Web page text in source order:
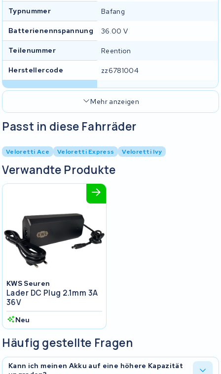
Typnummer
Bafang
Batterienennspannung 36.00 V
Teilenummer Reention
Herstellercode zz6781004
Mehr anzeigen
Passt in diese Fahrräder
Veloretti Ace Veloretti Express Veloretti Ivy
Verwandte Produkte
KWS Seuren
Lader DC Plug 2.1mm 3A
36V
Neu
Häufig gestellte Fragen
Kann ich meinen Akku auf eine höhere Kapazität